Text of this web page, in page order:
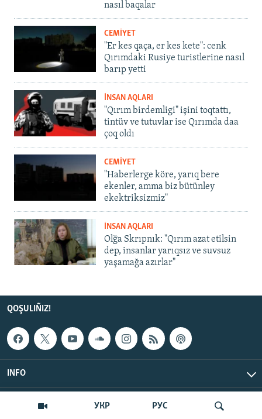
УКР РУС
nasıl baqalar
CEMİYET
"Er kes qaça, er kes kete": cenk
Qırımdaki Rusiye turistlerine nasıl
barıp yetti
İNSAN AQLARI
"Qırım birdemligi" işini toqtattı,
tintüv ve tutuvlar ise Qırımda daa
çoq oldı
CEMİYET
"Haberlerge köre, yarıq bere
ekenler, amma biz bütünley
ekektriksizmiz"
İNSAN AQLARI
Olğa Skrıpnık: "Qırım azat etilsin
dep, insanlar yarıqsız ve suvsuz
yaşamağa azırlar"
QOŞULIÑIZ!
INFO
© Qırım.Aqiqat, 2026 | All Rights Reserved.